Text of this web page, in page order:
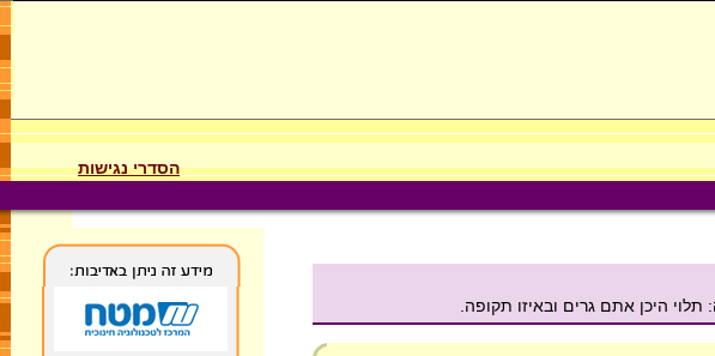
הסדרי נגישות
היכן אתם גרים ובאיזו תקופה.